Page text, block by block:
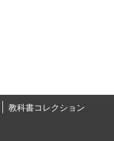
教科書コレクション